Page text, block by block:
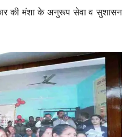
की मंशा के अनुरूप सेवा व सुशासन